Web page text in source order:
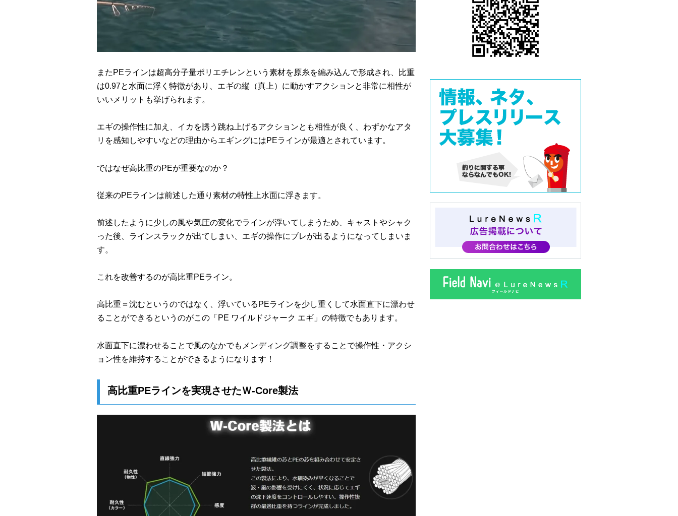
またPEラインは超高分子量ポリエチレンという素材を原糸を編み込んで形成され、比重
は0.97と水面に浮く特徴があり、エギの縦（真上）に動かすアクションと非常に相性が
いいメリットも挙げられます。
エギの操作性に加え、イカを誘う跳ね上げるアクションとも相性が良く、わずかなアタ
リを感知しやすいなどの理由からエギングにはPEラインが最適とされています。
ではなぜ高比重のPEが重要なのか？
従来のPEラインは前述した通り素材の特性上水面に浮きます。
前述したように少しの風や気圧の変化でラインが浮いてしまうため、キャストやシャク
った後、ラインスラックが出てしまい、エギの操作にブレが出るようになってしまいま
す。
これを改善するのが高比重PEライン。
高比重＝沈むというのではなく、浮いているPEラインを少し重くして水面直下に漂わせ
ることができるというのがこの「PE ワイルドジャーク エギ」の特徴でもあります。
水面直下に漂わせることで風のなかでもメンディング調整をすることで操作性・アクシ
ョン性を維持することができるようになります！
高比重PEラインを実現させたＷ‐Core製法